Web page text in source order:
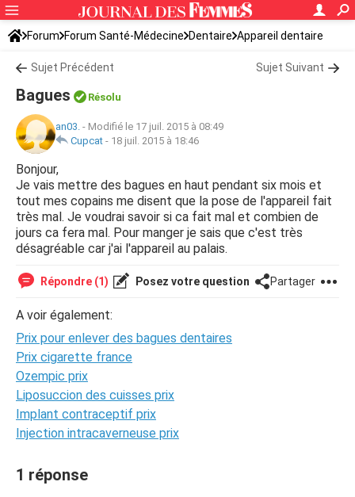
Forum Forum Santé-Médecine Dentaire Appareil dentaire
Sujet Précédent Sujet Suivant
Bagues Résolu
an03. - Modifié le 17 juil. 2015 à 08:49
Cupcat - 18 juil. 2015 à 18:46
Bonjour,
Je vais mettre des bagues en haut pendant six mois et
tout mes copains me disent que la pose de l'appareil fait
très mal. Je voudrai savoir si ca fait mal et combien de
jours ca fera mal. Pour manger je sais que c'est très
désagréable car j'ai l'appareil au palais.
Répondre (1) Posez votre question Partager
A voir également:
Prix pour enlever des bagues dentaires
Prix cigarette france
Ozempic prix
Liposuccion des cuisses prix
Implant contraceptif prix
Injection intracaverneuse prix
1 réponse